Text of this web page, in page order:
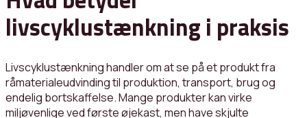
livscyklustænkning i praksis
Livscyklustænkning handler om at se på et produkt fra
råmaterialeudvinding til produktion, transport, brug og
endelig bortskaffelse. Mange produkter kan virke
miljøvenlige ved første øjekast, men have skjulte